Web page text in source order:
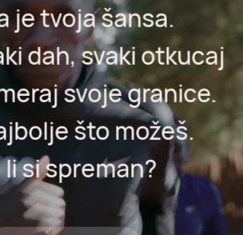
je tvoja šansa.
dah, svaki otkucaj
svoje granice.
što možeš.
li si spreman?